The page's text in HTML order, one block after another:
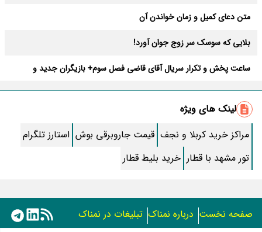
متن دعای کمیل و زمان خواندن آن
بلایی که سوسک سر زوج جوان آورد!
ساعت پخش و تکرار سریال آقای قاضی فصل سوم+ بازیگران جدید و
طرز تهیه سالاد ماکارونی خانگی خوشمزه و لذیذ + آموزش تصویری
طرز تهیه پاستا با سس آلفردو و مرغ فوری + آموزش تصویری پنه
جواب کامل اسم فامیل با “س”
ماه قرمز نشانه آخر دنیا در آسمان ظاهر شد !
جملات زیبا برای بهترین پدر دنیا
معجزات سوره توحید در برآورده شدن سریع حاجت
لینک های ویژه
مراکز خرید کربلا و نجف قیمت جاروبرقی بوش استارز تلگرام
تور مشهد با قطار خرید بلیط قطار
صفحه نخست درباره نمناک تبلیغات در نمناک